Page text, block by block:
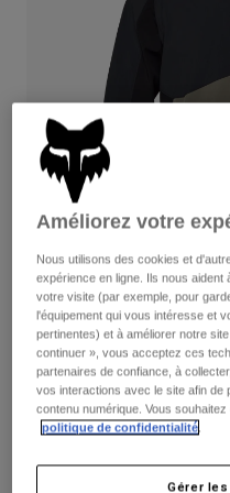
Pantalons
Shorts
Vestes
Protections
Masques
Chaussettes
Accessoires
Pantalons
Gants
Vestes
Protections
Chaussettes
Sacs et accessoires
Pièces de rechange
Femme
T-shirts et tops
Vestes
Pantalons
Chemises
Voir tout
Enfants
Chaussettes
Voir tout
Moto
Casques
Maillots
Pantalons
Bottes
Protections
Gants
Masques
Avis
Veste Ranger
Article n°33735-469-S
Améliorez votre
Nous utilisons des cookies et
expérience en ligne. Ils nous
votre visite (par exemple, pour
l'équipement qui vous intéresse et
pertinentes) et à améliorer notre
continuer », vous acceptez ces
partenaires de confiance, à
vos interactions avec le site afin
contenu numérique. Vous
politique de confidentialité.
Gérer